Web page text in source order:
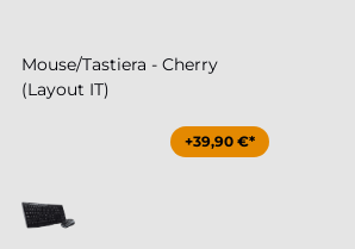
Mouse/Tastiera - Cherry
(Layout IT)
+39,90 €*